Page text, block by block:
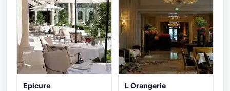
Epicure L Orangerie